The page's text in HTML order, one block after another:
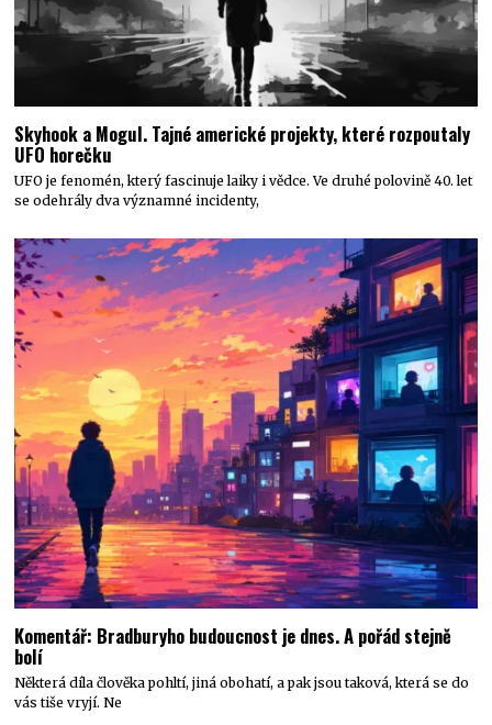
Skyhook a Mogul. Tajné americké projekty, které rozpoutaly
UFO horečku
UFO je fenomén, který fascinuje laiky i vědce. Ve druhé polovině 40. let
se odehrály dva významné incidenty,
Komentář: Bradburyho budoucnost je dnes. A pořád stejně
bolí
Některá díla člověka pohltí, jiná obohatí, a pak jsou taková, která se do
vás tiše vryjí. Ne